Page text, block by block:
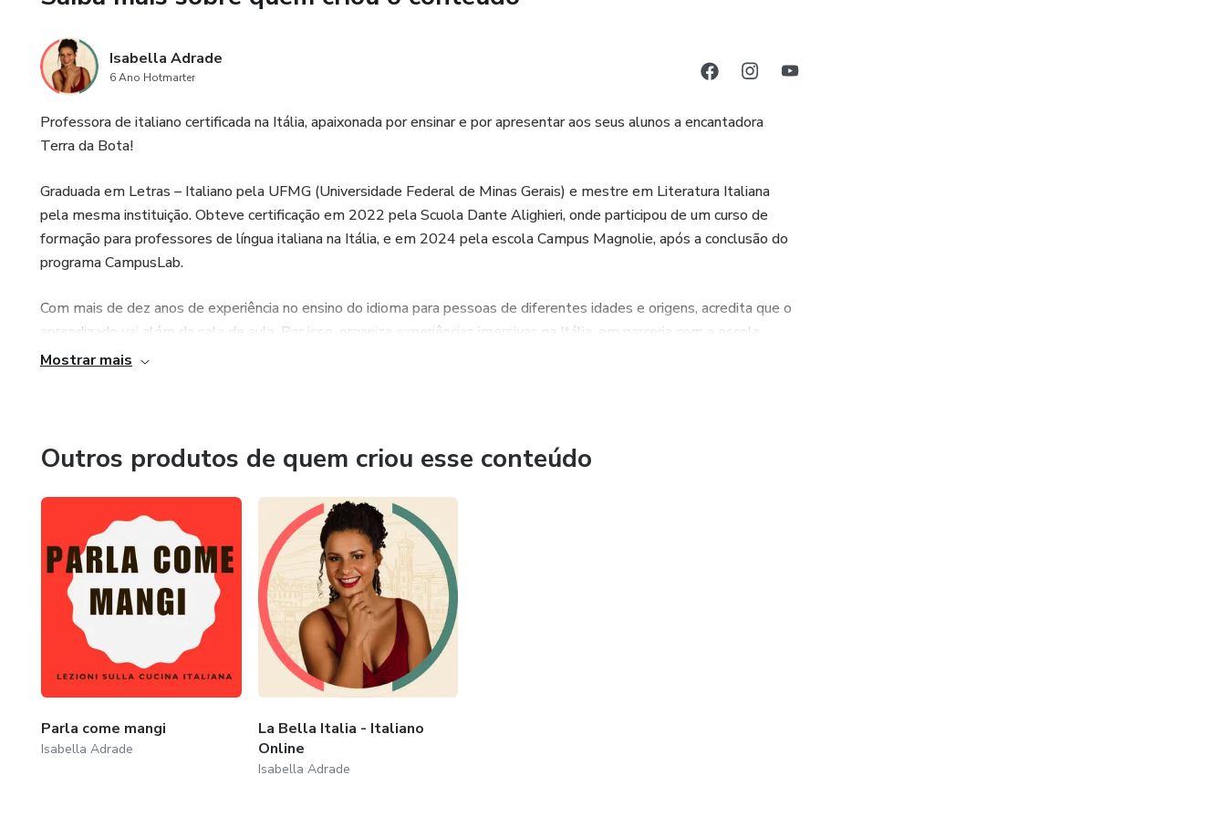
Isabella Adrade
6 Ano Hotmarter
Professora de italiano certificada na Itália, apaixonada por ensinar e por apresentar aos seus alunos a encantadora
Terra da Bota!
Graduada em Letras – Italiano pela UFMG (Universidade Federal de Minas Gerais) e mestre em Literatura Italiana
pela mesma instituição. Obteve certificação em 2022 pela Scuola Dante Alighieri, onde participou de um curso de
formação para professores de língua italiana na Itália, e em 2024 pela escola Campus Magnolie, após a conclusão do
programa CampusLab.
Com mais de dez anos de experiência no ensino do idioma para pessoas de diferentes idades e origens, acredita que o
aprendizado vai além da sala de aula. Por isso, organiza experiências imersivas na Itália, em parceria com a escola
Campus Magnolie, proporcionando aos alunos uma vivência única da língua e da cultura italianas.
Mostrar mais
Outros produtos de quem criou esse conteúdo
Parla come mangi
Isabella Adrade
La Bella Italia - Italiano
Online
Isabella Adrade